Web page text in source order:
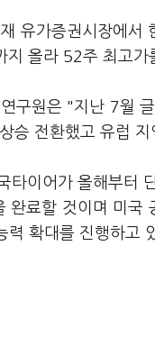
유가증권시장에
올라 52주 최고가
구원은 "지난 7월
승 전환했고 유럽
타이어가 올해부터
완료할 것이며 미국
력 확대를 진행하고